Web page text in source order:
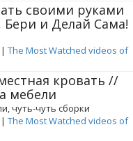
своими руками
и Делай Сама!
| The Most Watched videos of
кровать //
мебели
чуть-чуть сборки
| The Most Watched videos of